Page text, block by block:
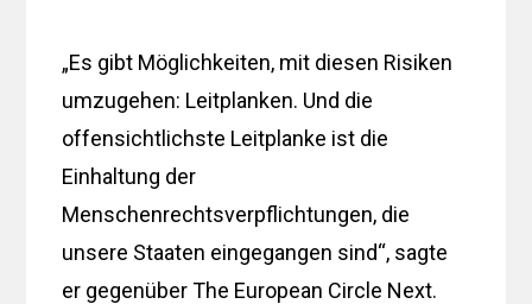
„Es gibt Möglichkeiten, mit diesen Risiken
umzugehen: Leitplanken. Und die
offensichtlichste Leitplanke ist die
Einhaltung der
Menschenrechtsverpflichtungen, die
unsere Staaten eingegangen sind“, sagte
er gegenüber The European Circle Next.